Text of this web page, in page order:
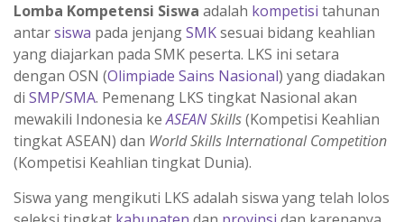
Lomba Kompetensi Siswa adalah kompetisi tahunan
antarsiswa pada jenjangSMKsesuai bidang keahlian
yang diajarkan pada SMK peserta. LKS ini setara
dengan OSN (Olimpiade Sains Nasional) yang diadakan
di SMP/SMA. Pemenang LKS tingkat Nasional akan
mewakili Indonesia ke ASEANSkills(Kompetisi Keahlian
tingkat ASEAN) dan World Skills International Competition
(Kompetisi Keahlian tingkat Dunia).
Siswa yang mengikuti LKS adalah siswa yang telah lolos